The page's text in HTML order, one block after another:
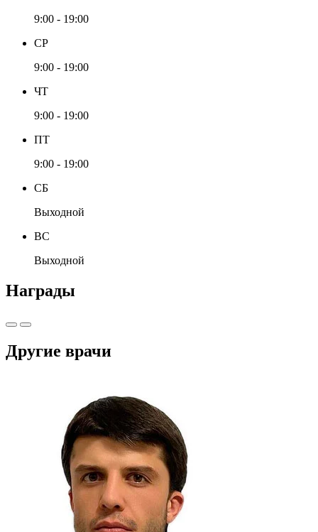
9:00 - 19:00
СР
9:00 - 19:00
ЧТ
9:00 - 19:00
ПТ
9:00 - 19:00
СБ
Выходной
ВС
Выходной
Награды
Другие врачи